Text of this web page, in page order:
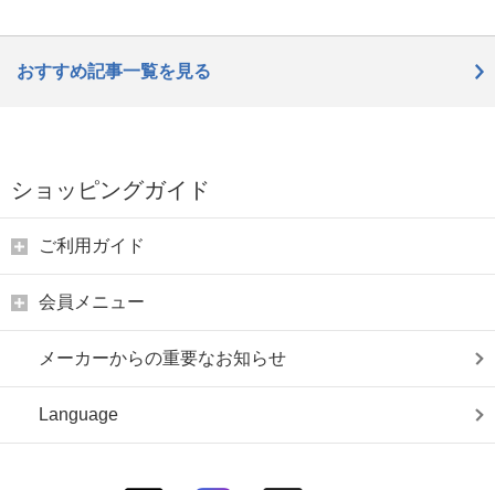
おすすめ記事一覧を見る
ショッピングガイド
ご利用ガイド
会員メニュー
メーカーからの重要なお知らせ
Language